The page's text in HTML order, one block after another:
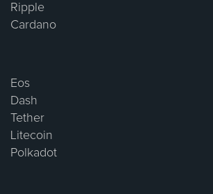
Ripple
Cardano
Eos
Dash
Tether
Litecoin
Polkadot